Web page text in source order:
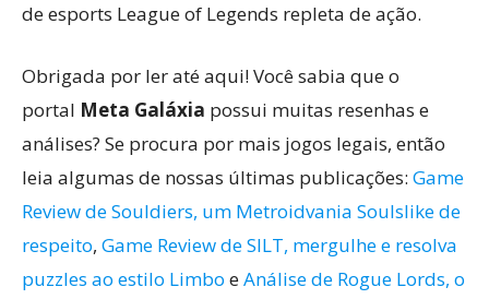
de esports League of Legends repleta de ação.
Obrigada por ler até aqui! Você sabia que o
portal Meta Galáxia possui muitas resenhas e
análises? Se procura por mais jogos legais, então
leia algumas de nossas últimas publicações: Game
Review de Souldiers, um Metroidvania Soulslike de
respeito, Game Review de SILT, mergulhe e resolva
puzzles ao estilo Limbo eAnálise de Rogue Lords, o